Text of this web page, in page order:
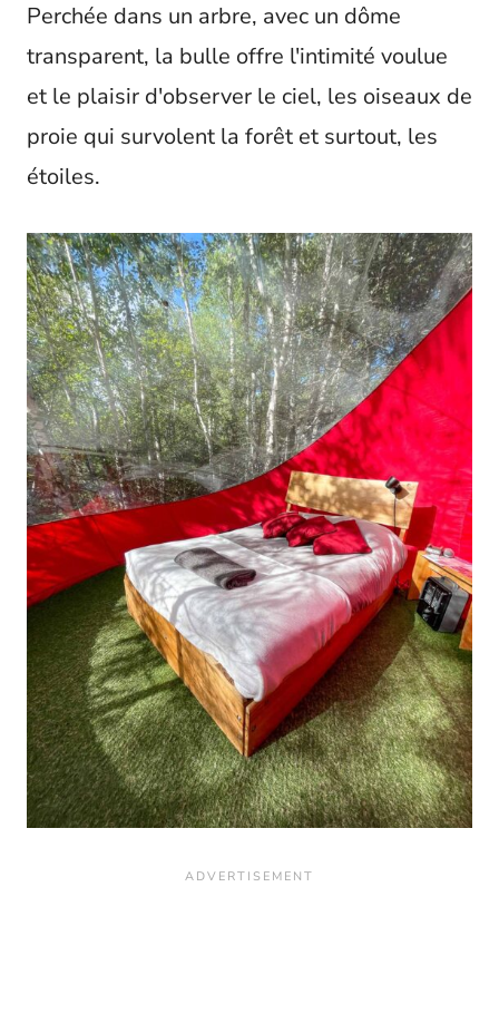
Perchée dans un arbre, avec un dôme
transparent, la bulle offre l'intimité voulue
et le plaisir d'observer le ciel, les oiseaux de
proie qui survolent la forêt et surtout, les
étoiles.